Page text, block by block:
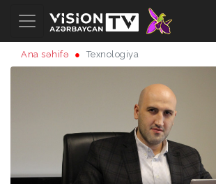
Ana səhifə Texnologiya